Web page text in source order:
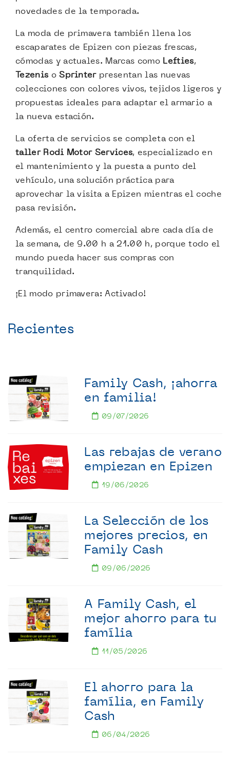
novedades de la temporada.
La moda de primavera también llena los
escaparates de Epizen con piezas frescas,
cómodas y actuales. Marcas como Lefties,
Tezenis oSprinterpresentan las nuevas
colecciones con colores vivos, tejidos ligeros y
propuestas ideales para adaptar el armario a
la nueva estación.
La oferta de servicios se completa con el
taller Rodi Motor Services, especializado en
el mantenimiento y la puesta a punto del
vehículo, una solución práctica para
aprovechar la visita a Epizen mientras el coche
pasa revisión.
Además, el centro comercial abre cada día de
la semana, de 9.00 h a 21.00 h, porque todo el
mundo pueda hacer sus compras con
tranquilidad.
¡El modo primavera: Activado!
Recientes
Family Cash, ¡ahorra
en familia!
09/07/2026
Las rebajas de verano
empiezan en Epizen
19/06/2026
La Selección de los
mejores precios, en
Family Cash
09/06/2026
A Family Cash, el
mejor ahorro para tu
família
11/05/2026
El ahorro para la
família, en Family
Cash
06/04/2026